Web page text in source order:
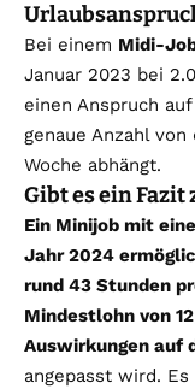
Bei einem Midi-
Januar 2023 bei
einen Anspruch
genaue Anzahl
Woche abhängt.
Gibt es ein Fazit
Ein Minijob mit
Jahr 2024
rund 43 Stunden
Mindestlohn von 12
Auswirkungen auf
angepasst wird.